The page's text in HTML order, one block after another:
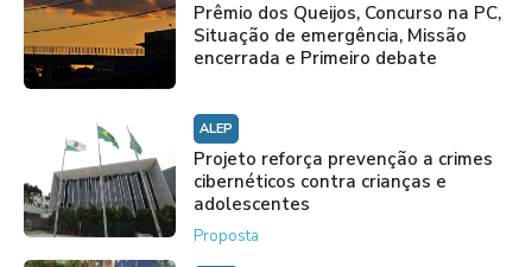
Prêmio dos Queijos, Concurso na PC,
Situação de emergência, Missão
encerrada e Primeiro debate
ALEP
Projeto reforça prevenção a crimes
cibernéticos contra crianças e
adolescentes
Proposta